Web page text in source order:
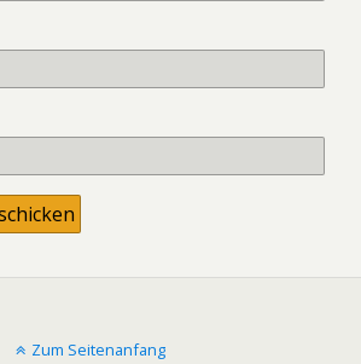
Zum Seitenanfang